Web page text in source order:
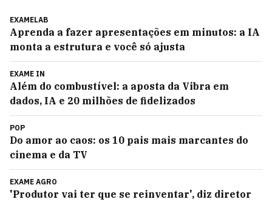
EXAMELAB
Aprenda a fazer apresentações em minutos: a IA
monta a estrutura e você só ajusta
EXAME IN
Além do combustível: a aposta da Vibra em
dados, IA e 20 milhões de fidelizados
POP
Do amor ao caos: os 10 pais mais marcantes do
cinema e da TV
EXAME AGRO
'Produtor vai ter que se reinventar', diz diretor